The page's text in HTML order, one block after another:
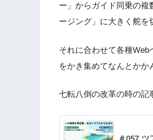
ー」からガイド同乗の
ージング」に大きく舵を
それに合わせて各種
をかき集めてなんとかか
七転八倒の改革の時の